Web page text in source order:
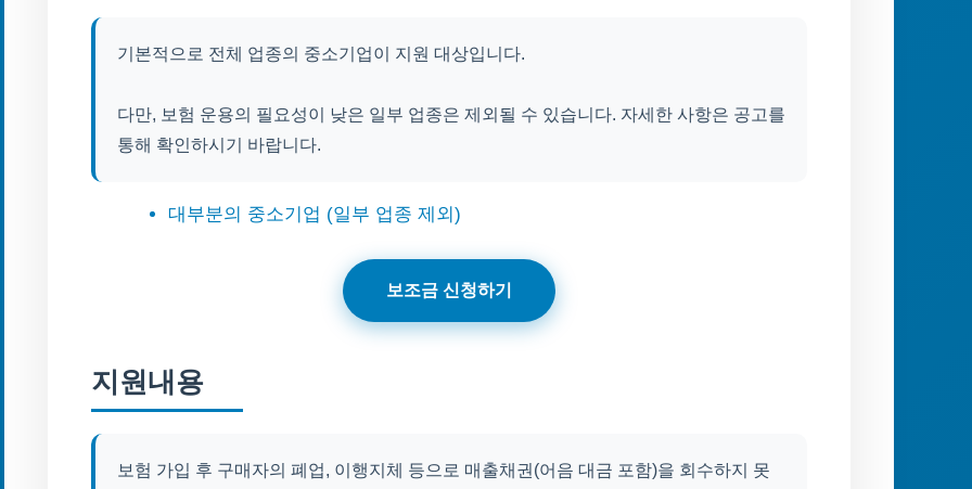
기본적으로 전체 업종의 중소기업이 지원 대상입니다.
다만, 보험 운용의 필요성이 낮은 일부 업종은 제외될 수 있습니다. 자세한 사항은 공고를
통해 확인하시기 바랍니다.
대부분의 중소기업 (일부 업종 제외)
보조금 신청하기
지원내용
보험 가입 후 구매자의 폐업, 이행지체 등으로 매출채권(어음 대금 포함)을 회수하지 못